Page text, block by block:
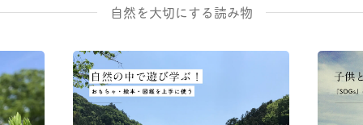
自然を大切にする読み物